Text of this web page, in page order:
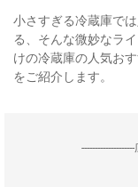
小さすぎる冷蔵庫で
る、そんな微妙なラ
けの冷蔵庫の人気お
をご紹介します。